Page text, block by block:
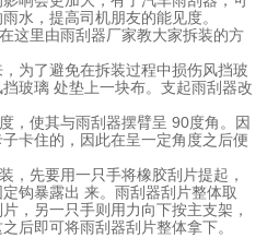
水，提高司机朋友的能见度。
里由雨刮器厂家教大家拆装的方
为了避免在拆装过程中损伤风挡玻
玻璃 处垫上一块布。支起雨刮器改
使其与雨刮器摆臂呈 90度角。因
卡住的，因此在呈一定角度之后便
先要用一只手将橡胶刮片提起，
钩暴露出 来。雨刮器刮片整体取
，另一只手则用力向下按主支架，
后即可将雨刮器刮片整体拿下。